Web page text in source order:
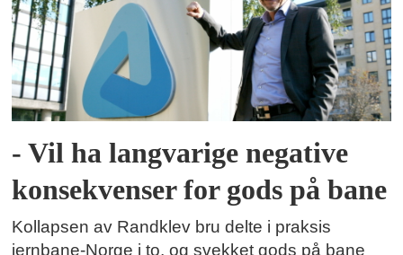
- Vil ha langvarige negative
konsekvenser for gods på bane
Kollapsen av Randklev bru delte i praksis
jernbane-Norge i to, og svekket gods på bane